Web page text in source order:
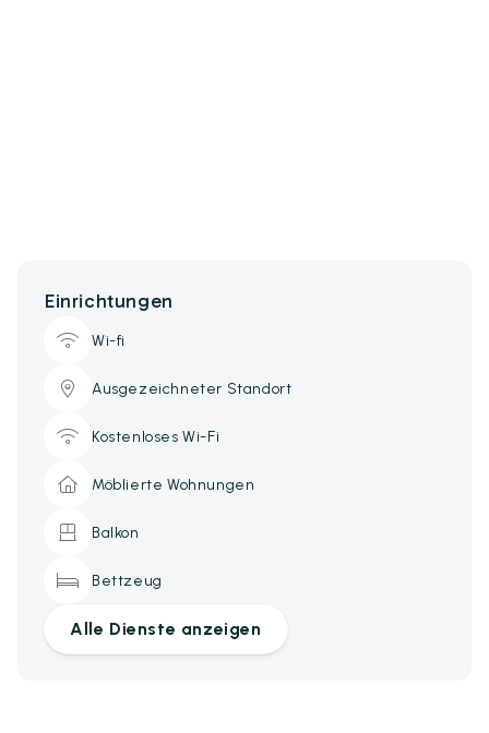
Einrichtungen
Wi-fi
Ausgezeichneter Standort
Kostenloses Wi-Fi
Möblierte Wohnungen
Balkon
Bettzeug
Alle Dienste anzeigen